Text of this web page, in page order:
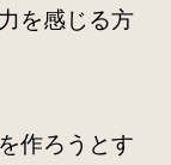
を感じる方
作ろうとす